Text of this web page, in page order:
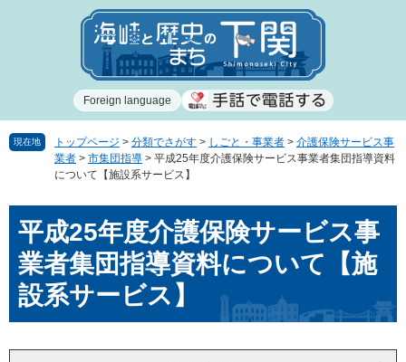
で
ば
Foreign language
現在地 トップページ > 分類でさがす > しごと・事業者 > 介護保険サービス事
業者 > 市集団指導 > 平成25年度介護保険サービス事業者集団指導資料
について【施設系サービス】
文平成25年度介護保険サービス事
業者集団指導資料について【施
設系サービス】